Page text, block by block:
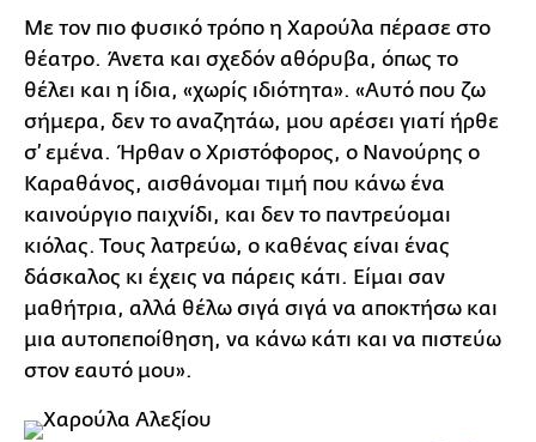
Με τον πιο φυσικό τρόπο η Χαρούλα πέρασε στο
θέατρο. Άνετα και σχεδόν αθόρυβα, όπως το
θέλει και η ίδια, «χωρίς ιδιότητα». «Αυτό που ζω
σήμερα, δεν το αναζητάω, μου αρέσει γιατί ήρθε
σ’ εμένα. Ήρθαν ο Χριστόφορος, ο Νανούρης ο
Καραθάνος, αισθάνομαι τιμή που κάνω ένα
καινούργιο παιχνίδι, και δεν το παντρεύομαι
κιόλας. Τους λατρεύω, ο καθένας είναι ένας
δάσκαλος κι έχεις να πάρεις κάτι. Είμαι σαν
μαθήτρια, αλλά θέλω σιγά σιγά να αποκτήσω και
μια αυτοπεποίθηση, να κάνω κάτι και να πιστεύω
στον εαυτό μου».